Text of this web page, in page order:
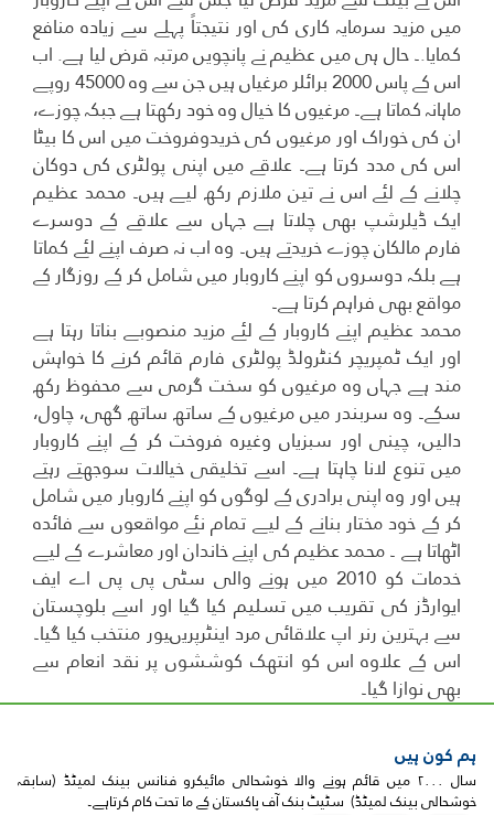
میں مزید سرمایہ کاری کی اور نتیجتاً پہلے سے زیادہ منافع
کمایا.۔ حال ہی میں عظیم نے پانچویں مرتبہ قرض لیا ہے. اب
اس کے پاس 2000 برائلر مرغیاں ہیں جن سے وہ 45000 روپے
ماہانہ کماتا ہے۔ مرغیوں کا خیال وہ خود رکھتا ہے جبکہ چوزے،
ان کی خوراک اور مرغیوں کی خریدوفروخت میں اس کا بیٹا
اس کی مدد کرتا ہے۔ علاقے میں اپنی پولٹری کی دوکان
چلانے کے لئے اس نے تین ملازم رکھ لیے ہیں۔ محمد عظیم
ایک ڈیلرشپ بھی چلاتا ہے جہاں سے علاقے کے دوسرے
فارم مالکان چوزے خریدتے ہیں۔ وہ اب نہ صرف اپنے لئے کماتا
ہے بلکہ دوسروں کو اپنے کاروبار میں شامل کر کے روزگار کے
مواقع بھی فراہم کرتا ہے۔
محمد عظیم اپنے کاروبار کے لئے مزید منصوبے بناتا رہتا ہے
اور ایک ٹمپریچر کنٹرولڈ پولٹری فارم قائم کرنے کا خواہش
مند ہے جہاں وہ مرغیوں کو سخت گرمی سے محفوظ رکھ
سکے۔ وہ سربندر میں مرغیوں کے ساتھ ساتھ گھی، چاول،
دالیں، چینی اور سبزیاں وغیرہ فروخت کر کے اپنے کاروبار
میں تنوع لانا چاہتا ہے۔ اسے تخلیقی خیالات سوجھتے رہتے
ہیں اور وہ اپنی برادری کے لوگوں کو اپنے کاروبار میں شامل
کر کے خود مختار بنانے کے لیے تمام نئے مواقعوں سے فائدہ
اٹھاتا ہے ۔ محمد عظیم کی اپنے خاندان اور معاشرے کے لیے
خدمات کو 2010 میں ہونے والی سٹی پی پی اے ایف
ایوارڈز کی تقریب میں تسلیم کیا گیا اور اسے بلوچستان
سے بہترین رنر اپ علاقائی مرد اینٹرپریںیور منتخب کیا گیا۔
اس کے علاوہ اس کو انتھک کوششوں پر نقد انعام سے
بھی نوازا گیا۔
ہم کون ہیں
سال ۲۰۰۰ میں قائم ہونے والا خوشحالی مائیکرو فنانس بینک لمیٹڈ (سابقہ
خوشحالی بینک لمیٹڈ) سٹیٹ بنک آف پاکستان کے ما تحت کام کرتاہے۔